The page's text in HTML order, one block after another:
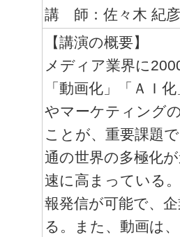
講 師：佐々木 紀
【講演の概要】
メディア業界に
「動画化」「ＡＩ
やマーケティング
ことが、重要課題
通の世界の多極化
速に高まっている
報発信が可能で、
る。また、動画は